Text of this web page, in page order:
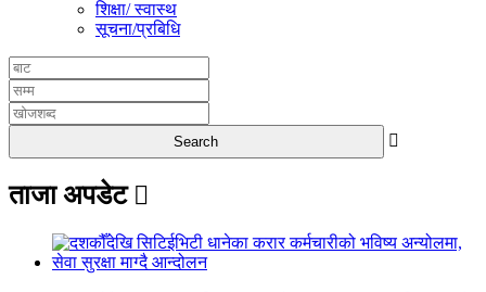
शिक्षा/ स्वास्थ
सूचना/प्रबिधि
ताजा अपडेट